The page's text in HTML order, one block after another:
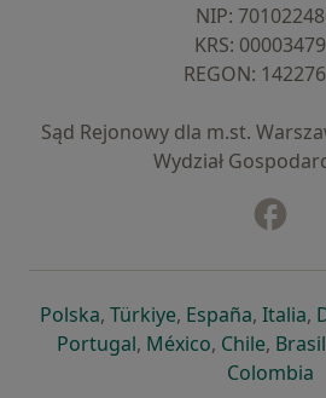
NIP:
KRS:
REGON:
Sąd Rejonowy dla m.st.
Wydział
Polskaotwiera się w nowej
, Türkiyeotwiera się w
, Españaotwiera
, Italia,
Portugalotwiera się w nowej
, Méxicootwiera się
, Chile, Brasil
Colombia